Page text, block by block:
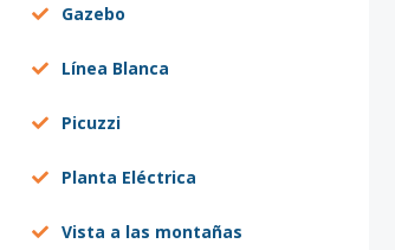
Gazebo
Línea Blanca
Picuzzi
Planta Eléctrica
Vista a las montañas